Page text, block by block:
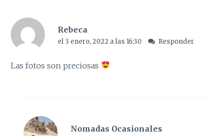
Rebeca
el 3 enero, 2022 a las 16:30 Responder
Las fotos son preciosas
Nomadas Ocasionales